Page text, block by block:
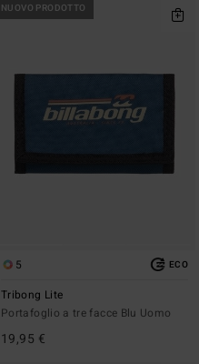
NUOVO PRODOTTO
5 ECO
Tribong Lite
Portafoglio a tre facce Blu Uomo
19,95 €